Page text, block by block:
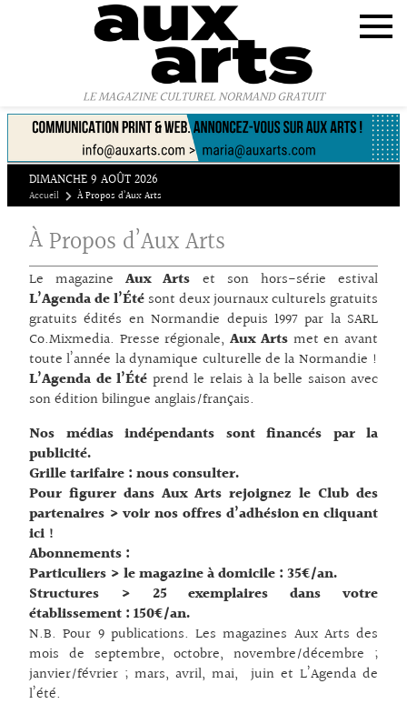
LE MAGAZINE CULTUREL NORMAND GRATUIT
DIMANCHE 9 AOÛT 2026
Accueil À Propos d’Aux Arts
À Propos d’Aux Arts
Le magazineAux Arts et son hors-série estival
L’Agenda de l’Étésont deux journaux culturels gratuits
gratuits édités en Normandie depuis 1997 par la SARL
Co.Mixmedia. Presse régionale,Aux Artsmet en avant
toute l’année la dynamique culturelle de la Normandie !
L’Agenda de l’Été prend le relais à la belle saison avec
son édition bilingue anglais/français.
Nos médias indépendants sont financés par la
publicité.
Grille tarifaire : nous consulter.
Pour figurer dans Aux Arts rejoignez le Club des
partenaires > voir nos offres d’adhésion en cliquant
ici !
Abonnements :
Particuliers > le magazine à domicile : 35€/an.
Structures > 25 exemplaires dans votre
établissement : 150€/an.
N.B. Pour 9 publications. Les magazines Aux Arts des
mois de septembre, octobre, novembre/décembre ;
janvier/février ; mars, avril, mai, juin et L’Agenda de
l’été.
Panneau de gestion des cookies